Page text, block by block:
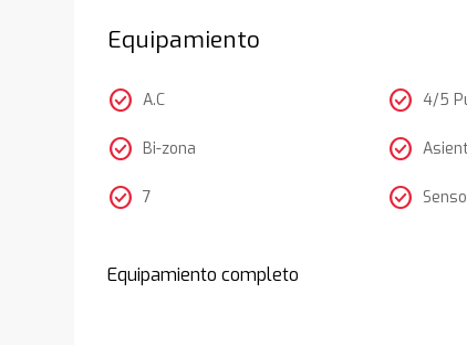
Equipamiento
check_circle A.C
check_circle Bi-zona
check_circle 7
check_circle 4/5
check_circle
check_circle
Equipamiento completo